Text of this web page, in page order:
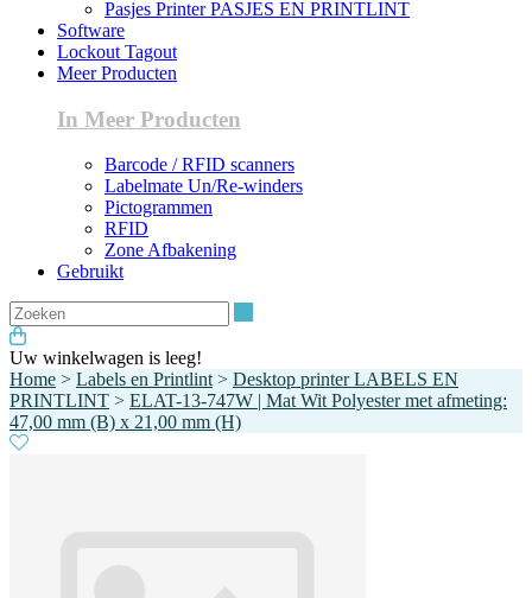
Pasjes Printer PASJES EN PRINTLINT
Software
Lockout Tagout
Meer Producten
In Meer Producten
Barcode / RFID scanners
Labelmate Un/Re-winders
Pictogrammen
RFID
Zone Afbakening
Gebruikt
Uw winkelwagen is leeg!
Home > Labels en Printlint > Desktop printer LABELS EN
PRINTLINT > ELAT-13-747W | Mat Wit Polyester met afmeting:
47,00 mm (B) x 21,00 mm (H)